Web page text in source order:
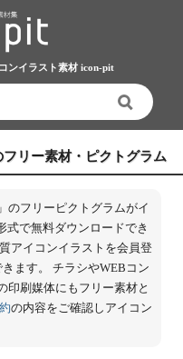
ンイラスト素材 icon-pit
リー素材・ピクトグラム
のフリーピクトグラムがイ
式で無料ダウンロードでき
アイコンイラストを会員登
ます。 チラシやWEBコン
印刷媒体にもフリー素材と
の内容をご確認しアイコン